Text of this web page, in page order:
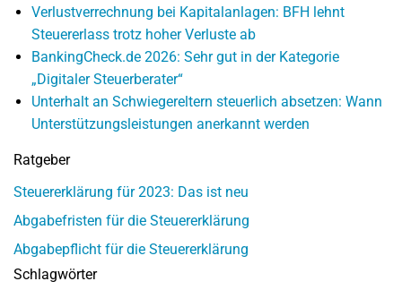
Verlustverrechnung bei Kapitalanlagen: BFH lehnt
Steuererlass trotz hoher Verluste ab
BankingCheck.de 2026: Sehr gut in der Kategorie
„Digitaler Steuerberater“
Unterhalt an Schwiegereltern steuerlich absetzen: Wann
Unterstützungsleistungen anerkannt werden
Ratgeber
Steuererklärung für 2023: Das ist neu
Abgabefristen für die Steuererklärung
Abgabepflicht für die Steuererklärung
Schlagwörter